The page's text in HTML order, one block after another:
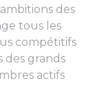
des
tous les
compétitifs
des grands
actifs